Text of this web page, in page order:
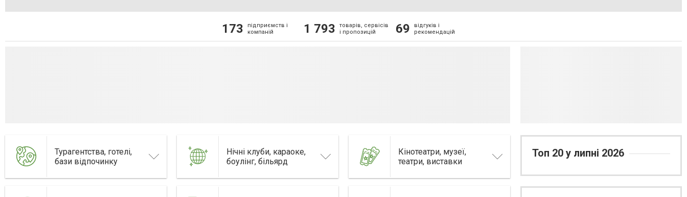
173
підприємств і
компаній
1 793
товарів, сервісів
і пропозицій
69
відгуків і
рекомендацій
Турагентства, готелі,
бази відпочинку
Нічні клуби, караоке,
боулінг, більярд
Кінотеатри, музеї,
театри, виставки
Топ 20 у липні 2026